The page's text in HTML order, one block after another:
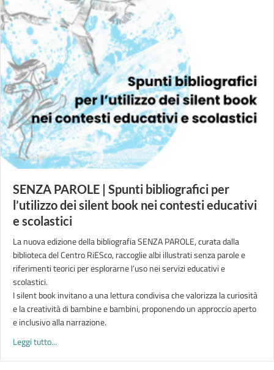
SENZA PAROLE | Spunti bibliografici per
l’utilizzo dei silent book nei contesti educativi
e scolastici
La nuova edizione della bibliografia SENZA PAROLE, curata dalla
biblioteca del Centro RiESco, raccoglie albi illustrati senza parole e
riferimenti teorici per esplorarne l’uso nei servizi educativi e
scolastici.
I silent book invitano a una lettura condivisa che valorizza la curiosità
e la creatività di bambine e bambini, proponendo un approccio aperto
e inclusivo alla narrazione.
Leggi tutto...